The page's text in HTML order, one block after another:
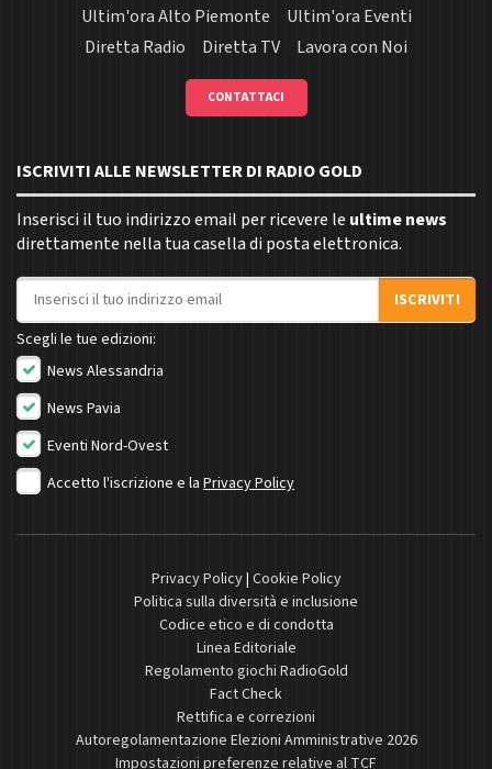
Ultim'ora Alto Piemonte
Ultim'ora Eventi
Diretta Radio
Diretta TV Lavora con Noi
CONTATTACI
ISCRIVITI ALLE NEWSLETTER DI RADIO GOLD
Inserisci il tuo indirizzo email per ricevere le ultime news
direttamente nella tua casella di posta elettronica.
Indirizzo email
ISCRIVITI
Scegli le tue edizioni:
News Alessandria
News Pavia
Eventi Nord-Ovest
Accetto l'iscrizione e la Privacy Policy
Privacy Policy| Cookie Policy
Politica sulla diversità e inclusione
Codice etico e di condotta
Linea Editoriale
Regolamento giochi RadioGold
Fact Check
Rettifica e correzioni
Autoregolamentazione Elezioni Amministrative 2026
Impostazioni preferenze relative al TCF